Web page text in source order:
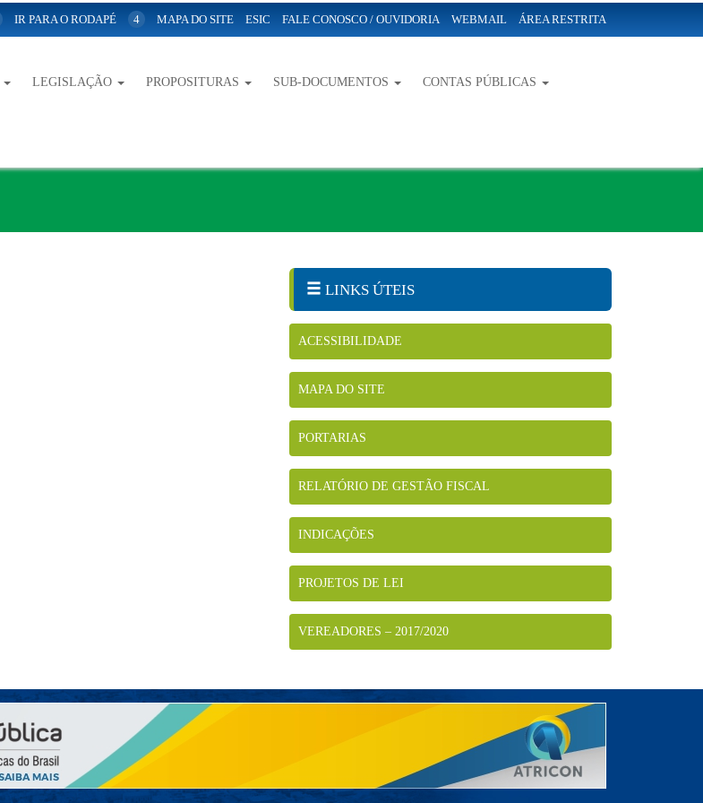
IR PARA O RODAPÉ 4 MAPA DO SITE ESIC FALE CONOSCO / OUVIDORIA WEBMAIL ÁREA RESTRITA
LEGISLAÇÃO PROPOSITURAS SUB-DOCUMENTOS CONTAS PÚBLICAS
LINKS ÚTEIS
ACESSIBILIDADE
MAPA DO SITE
PORTARIAS
RELATÓRIO DE GESTÃO FISCAL
INDICAÇÕES
PROJETOS DE LEI
VEREADORES – 2017/2020